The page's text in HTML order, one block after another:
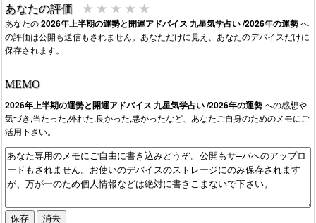
あなたの評価 ★ ★ ★ ★ ★
あなたの2026年上半期の運勢と開運アドバイス 九星気学占い /2026年の運勢へ
の評価は公開も送信もされません。あなただけに見え、あなたのデバイスだけに
保存されます。
MEMO
2026年上半期の運勢と開運アドバイス 九星気学占い /2026年の運勢への感想や
気づき,当たった,外れた,良かった,悪かったなど、あなたご自身のためのメモにご
活用下さい。